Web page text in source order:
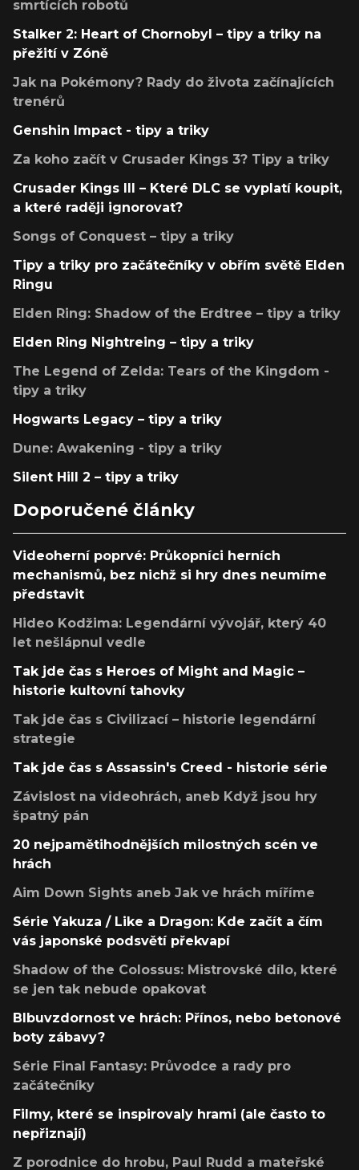
smrtících robotů
Stalker 2: Heart of Chornobyl – tipy a triky na
přežití v Zóně
Jak na Pokémony? Rady do života začínajících
trenérů
Genshin Impact - tipy a triky
Za koho začít v Crusader Kings 3? Tipy a triky
Crusader Kings III – Které DLC se vyplatí koupit,
a které raději ignorovat?
Songs of Conquest – tipy a triky
Tipy a triky pro začátečníky v obřím světě Elden
Ringu
Elden Ring: Shadow of the Erdtree – tipy a triky
Elden Ring Nightreing – tipy a triky
The Legend of Zelda: Tears of the Kingdom -
tipy a triky
Hogwarts Legacy – tipy a triky
Dune: Awakening - tipy a triky
Silent Hill 2 – tipy a triky
Doporučené články
Videoherní poprvé: Průkopníci herních
mechanismů, bez nichž si hry dnes neumíme
představit
Hideo Kodžima: Legendární vývojář, který 40
let nešlápnul vedle
Tak jde čas s Heroes of Might and Magic –
historie kultovní tahovky
Tak jde čas s Civilizací – historie legendární
strategie
Tak jde čas s Assassin's Creed - historie série
Závislost na videohrách, aneb Když jsou hry
špatný pán
20 nejpamětihodnějších milostných scén ve
hrách
Aim Down Sights aneb Jak ve hrách míříme
Série Yakuza / Like a Dragon: Kde začít a čím
vás japonské podsvětí překvapí
Shadow of the Colossus: Mistrovské dílo, které
se jen tak nebude opakovat
Blbuvzdornost ve hrách: Přínos, nebo betonové
boty zábavy?
Série Final Fantasy: Průvodce a rady pro
začátečníky
Filmy, které se inspirovaly hrami (ale často to
nepřiznají)
Z porodnice do hrobu, Paul Rudd a mateřské